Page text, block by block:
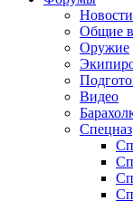
Новости
Общие
Оружие
Видео
Спецназ